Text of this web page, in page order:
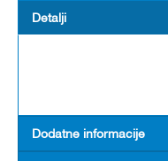
Detalji
Dodatne informacije